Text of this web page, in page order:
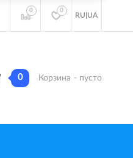
0 0
RU UA
0 Корзина - пусто